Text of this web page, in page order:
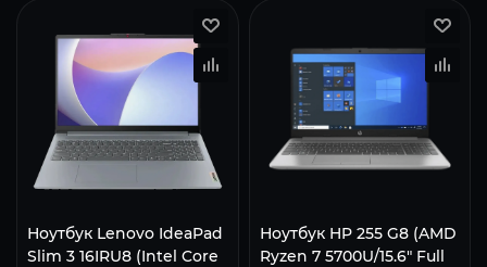
Ноутбук Lenovo IdeaPad
Slim 3 16IRU8 (Intel Core
Ноутбук HP 255 G8 (AMD
Ryzen 7 5700U/15.6" Full